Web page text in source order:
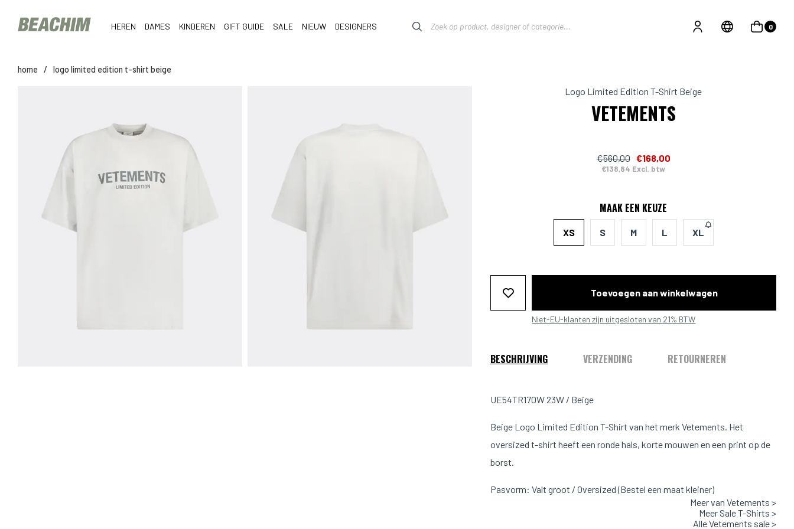
HEREN DAMES KINDEREN GIFT GUIDE SALE NIEUW DESIGNERS 0
home / logo limited edition t-shirt beige
Logo Limited Edition T-Shirt Beige
VETEMENTS
€560,00 €168,00
€138,84 Excl. btw
MAAK EEN KEUZE
XS S M L XL
Toevoegen aan winkelwagen
Niet-EU-klanten zijn uitgesloten van 21% BTW
BESCHRIJVING VERZENDING RETOURNEREN
UE54TR170W 23W / Beige
Beige Logo Limited Edition T-Shirt van het merk Vetements. Het
oversized t-shirt heeft een ronde hals, korte mouwen en een print op de
borst.
Pasvorm: Valt groot / Oversized (Bestel een maat kleiner)
Meer van Vetements >
Meer Sale T-Shirts >
Alle Vetements sale >